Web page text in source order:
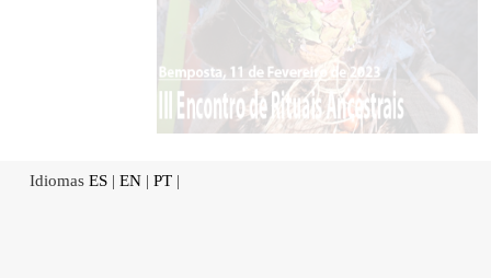
Idiomas ES | EN | PT |